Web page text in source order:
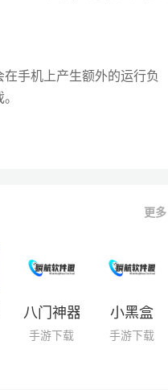
手机上产生额外的运行负
更多
费最新版
八门神器
手游下载
小黑盒
手游下载